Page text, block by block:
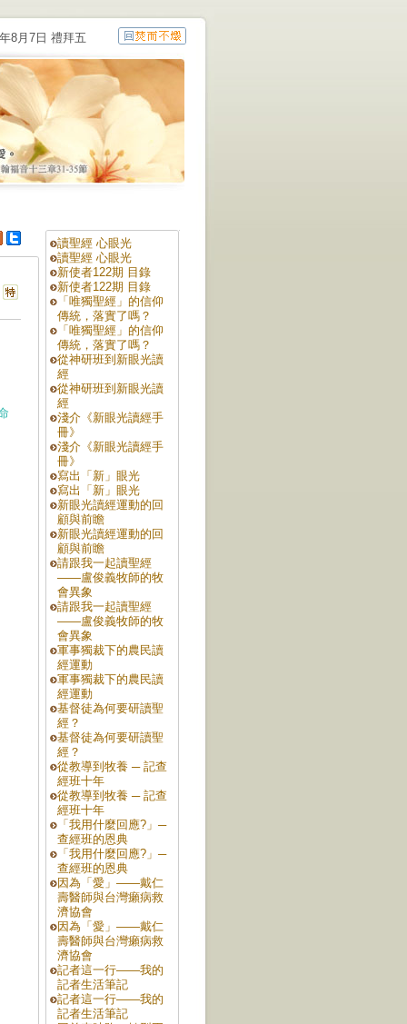
8月7日 禮拜五
讀聖經 心眼光
讀聖經 心眼光
新使者122期 目錄
新使者122期 目錄
「唯獨聖經」的信仰
傳統，落實了嗎？
「唯獨聖經」的信仰
傳統，落實了嗎？
從神研班到新眼光讀
經
從神研班到新眼光讀
經
淺介《新眼光讀經手
冊》
淺介《新眼光讀經手
冊》
寫出「新」眼光
寫出「新」眼光
新眼光讀經運動的回
顧與前瞻
新眼光讀經運動的回
顧與前瞻
請跟我一起讀聖經
——盧俊義牧師的牧
會異象
請跟我一起讀聖經
——盧俊義牧師的牧
會異象
軍事獨裁下的農民讀
經運動
軍事獨裁下的農民讀
經運動
基督徒為何要研讀聖
經？
基督徒為何要研讀聖
經？
從教導到牧養 ─ 記查
經班十年
從教導到牧養 ─ 記查
經班十年
「我用什麼回應?」─
查經班的恩典
「我用什麼回應?」─
查經班的恩典
因為「愛」——戴仁
壽醫師與台灣癩病救
濟協會
因為「愛」——戴仁
壽醫師與台灣癩病救
濟協會
記者這一行——我的
記者生活筆記
記者這一行——我的
記者生活筆記